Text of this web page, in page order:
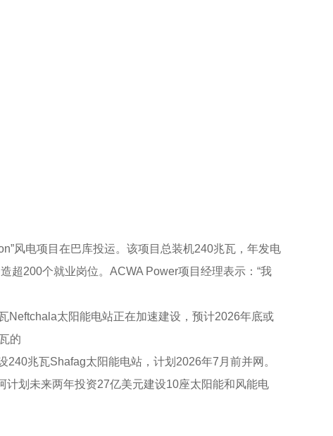
风电项目在巴库投运。该项目总装机240兆瓦，年发电
超200个就业岗位。ACWA Power项目经理表示：“我
Neftchala太阳能电站正在加速建设，预计2026年底或
的
240兆瓦Shafag太阳能电站，计划2026年7月前并网。
划未来两年投资27亿美元建设10座太阳能和风能电